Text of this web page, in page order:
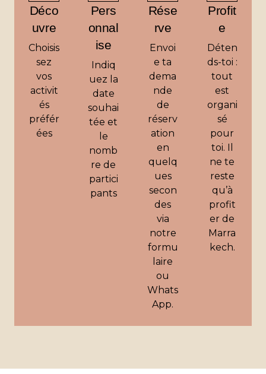
Déco
uvre
Choisis
sez
vos
activit
és
préfér
ées
Pers
onnal
ise
Indiq
uez la
date
souhai
tée et
le
nomb
re de
partici
pants
Rése
rve
Envoi
e ta
dema
nde
de
réserv
ation
en
quelq
ues
secon
des
via
notre
formu
laire
ou
Whats
App.
Profit
e
Déten
ds-toi :
tout
est
organi
sé
pour
toi. Il
ne te
reste
qu’à
profit
er de
Marra
kech.